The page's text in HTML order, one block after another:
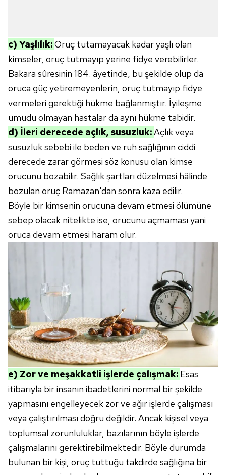
c) Yaşlılık:Oruç tutamayacak kadar yaşlı olan
kimseler, oruç tutmayıp yerine fidye verebilirler.
Bakara sûresinin 184. âyetinde, bu şekilde olup da
oruca güç yetiremeyenlerin, oruç tutmayıp fidye
vermeleri gerektiği hükme bağlanmıştır. İyileşme
umudu olmayan hastalar da aynı hükme tabidir.
d) İleri derecede açlık, susuzluk:Açlık veya
susuzluk sebebi ile beden ve ruh sağlığının ciddi
derecede zarar görmesi söz konusu olan kimse
orucunu bozabilir. Sağlık şartları düzelmesi hâlinde
bozulan oruç Ramazan'dan sonra kaza edilir.
Böyle bir kimsenin orucuna devam etmesi ölümüne
sebep olacak nitelikte ise, orucunu açmaması yani
oruca devam etmesi haram olur.
e) Zor ve meşakkatli işlerde çalışmak: Esas
itibarıyla bir insanın ibadetlerini normal bir şekilde
yapmasını engelleyecek zor ve ağır işlerde çalışması
veya çalıştırılması doğru değildir. Ancak kişisel veya
toplumsal zorunluluklar, bazılarının böyle işlerde
çalışmalarını gerektirebilmektedir. Böyle durumda
bulunan bir kişi, oruç tuttuğu takdirde sağlığına bir